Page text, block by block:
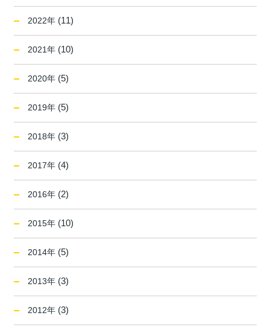
2022年 (11)
2021年 (10)
2020年 (5)
2019年 (5)
2018年 (3)
2017年 (4)
2016年 (2)
2015年 (10)
2014年 (5)
2013年 (3)
2012年 (3)